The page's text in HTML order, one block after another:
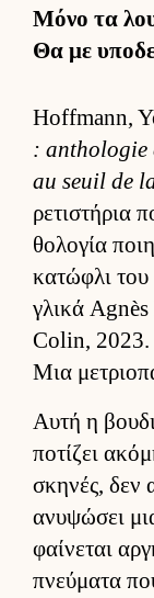
Μόνο τα
Θα με
Hoffmann,
: anthologie
au seuil de
ρετιστήρια
θολογία
κατώφλι
γλικά
Colin, 2023.
Μια
Αυτή η
ποτίζει
σκηνές, δεν
ανυψώσει
φαί­νεται
πνεύ­ματα